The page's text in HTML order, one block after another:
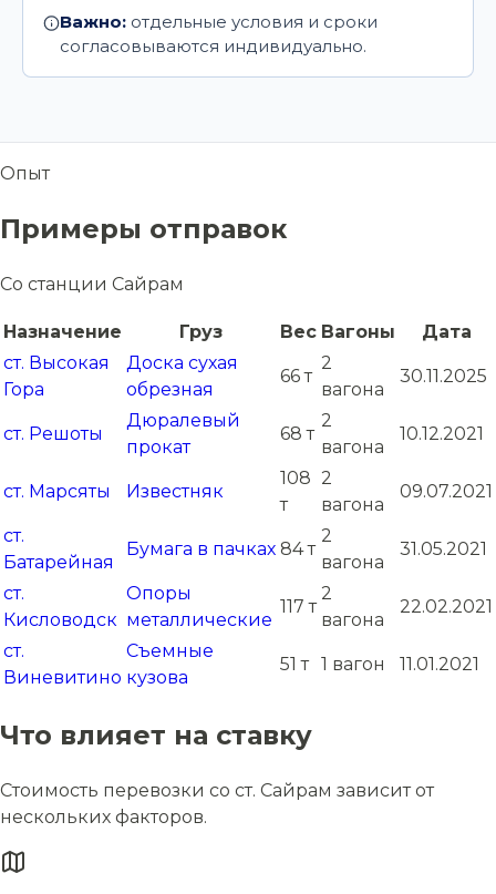
Важно: отдельные условия и сроки
согласовываются индивидуально.
Опыт
Примеры отправок
Со станции Сайрам
Назначение Груз Вес Вагоны
Дата
ст. Высокая
Гора
Доска сухая
обрезная
66 т
2
вагона
30.11.2025
ст. Решоты
Дюралевый
прокат
68 т
2
вагона
10.12.2021
ст. Марсяты Известняк
108
т
2
вагона
09.07.2021
ст.
Батарейная
Бумага в пачках 84 т
2
вагона
31.05.2021
ст.
Кисловодск
Опоры
металлические
117 т
2
вагона
22.02.2021
ст.
Виневитино
Съемные
кузова
51 т 1 вагон 11.01.2021
Что влияет на ставку
Стоимость перевозки со ст. Сайрам зависит от
нескольких факторов.